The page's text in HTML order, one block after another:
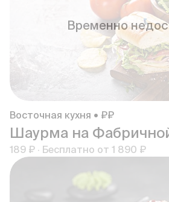
Временно
Восточная кухня • ₽₽
Шаурма на
189 ₽ · Бесплатно от 1 890 ₽